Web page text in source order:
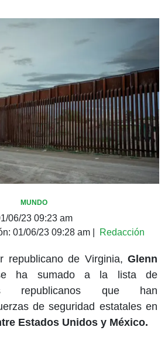
MUNDO
06/23 09:23 am
01/06/23 09:28 am| Redacción
republicano de Virginia, Glenn
ha sumado a la lista de
republicanos que han
de seguridad estatales en
Estados Unidos y México.